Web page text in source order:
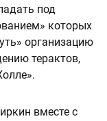
под
которых
организацию
терактов,
вместе с